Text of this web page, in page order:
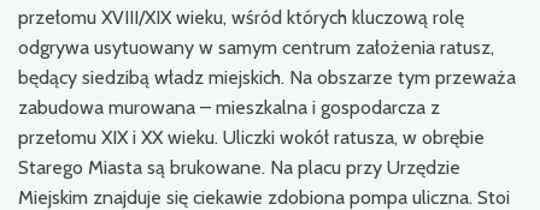
przełomu XVIII/XIX wieku, wśród których kluczową rolę
odgrywa usytuowany w samym centrum założenia ratusz,
będący siedzibą władz miejskich. Na obszarze tym przeważa
zabudowa murowana – mieszkalna i gospodarcza z
przełomu XIX i XX wieku. Uliczki wokół ratusza, w obrębie
Starego Miasta są brukowane. Na placu przy Urzędzie
Miejskim znajduje się ciekawie zdobiona pompa uliczna. Stoi